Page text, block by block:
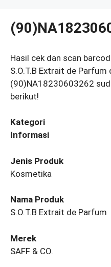
Hasil cek dan scan
S.O.T.B Extrait de
(90)NA18230603262
berikut!
Kategori
Informasi
Jenis Produk
Kosmetika
Nama Produk
S.O.T.B Extrait de Parfum
Merek
SAFF & CO.